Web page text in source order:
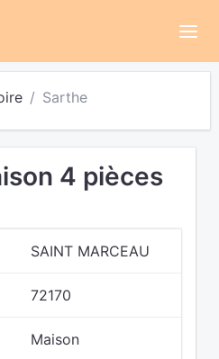
Sarthe
4 pièces
SAINT MARCEAU
72170
Maison